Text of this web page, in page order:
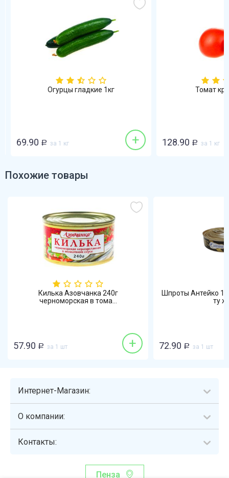
Огурцы гладкие 1кг
69.90 Р за 1 кг +
Томат
128.90 Р за 1 кг
Похожие товары
Килька Азовчанка 240г
черноморская в тома...
57.90 Р за 1 шт +
Шпроты Антейко
ту
72.90 Р за 1 шт
Интернет-Магазин:
О компании:
Контакты:
Пенза